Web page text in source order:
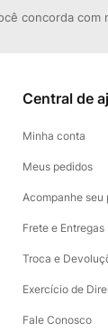
concorda com
Central de
Minha conta
Meus pedidos
Acompanhe seu
Frete e Entregas
Troca e
Exercício de
Fale Conosco